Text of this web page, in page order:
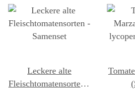
Leckere alte
Fleischtomatensorten -